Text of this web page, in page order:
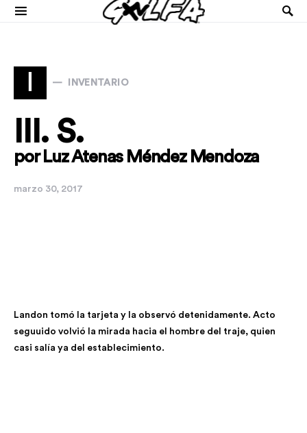
I INVENTARIO
III. S.
por Luz Atenas Méndez Mendoza
marzo 30, 2017
Landon tomó la tarjeta y la observó detenidamente. Acto
seguuido volvió la mirada hacia el hombre del traje, quien
casi salía ya del establecimiento.